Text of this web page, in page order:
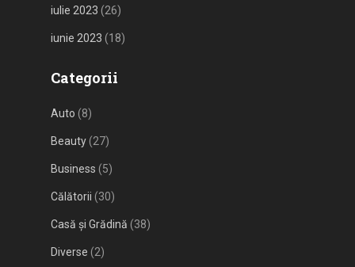
iulie 2023 (26)
iunie 2023 (18)
Categorii
Auto (8)
Beauty(27)
Business (5)
Călătorii (30)
Casă și Grădină (38)
Diverse (2)